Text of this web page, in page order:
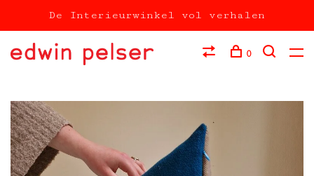
De Interieurwinkel vol verhalen
0